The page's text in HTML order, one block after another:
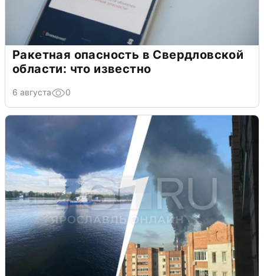
Ракетная опасность в Свердловской
области: что известно
6 августа 0